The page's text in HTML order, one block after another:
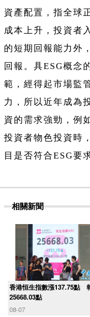
資產配置，指全球
成本上升，投資者
的短期回報能力外
回報。具ESG概念
範，經得起市場監
力，所以近年成為
資的需求強勁，例
投資者物色投資時
目是否符合ESG要
相關新聞
香港恒生指數漲137.75點
25668.03點
08-07